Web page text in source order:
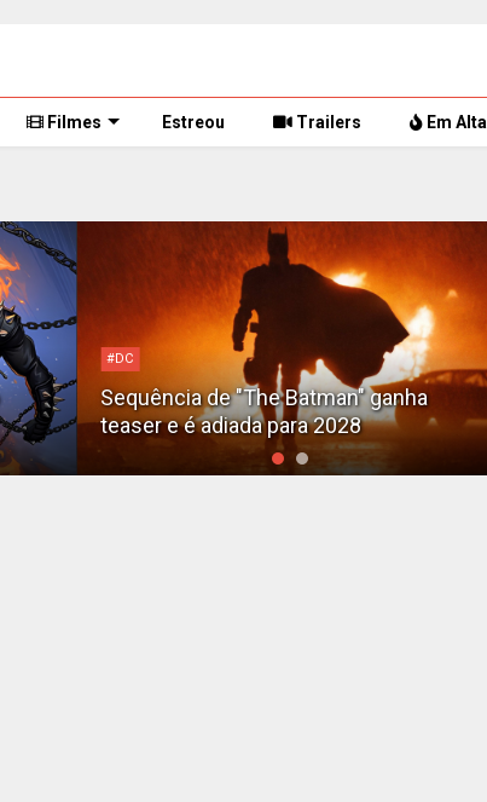
Filmes Estreou Trailers Em Alta
#DC
Sequência de "The Batman" ganha
teaser e é adiada para 2028